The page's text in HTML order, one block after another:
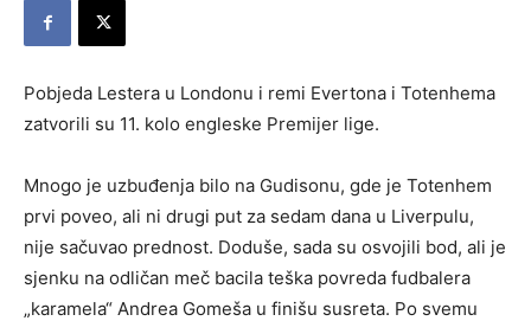
Pobjeda Lestera u Londonu i remi Evertona i Totenhema
zatvorili su 11. kolo engleske Premijer lige.
Mnogo je uzbuđenja bilo na Gudisonu, gde je Totenhem
prvi poveo, ali ni drugi put za sedam dana u Liverpulu,
nije sačuvao prednost. Doduše, sada su osvojili bod, ali je
sjenku na odličan meč bacila teška povreda fudbalera
„karamela“ Andrea Gomeša u finišu susreta. Po svemu